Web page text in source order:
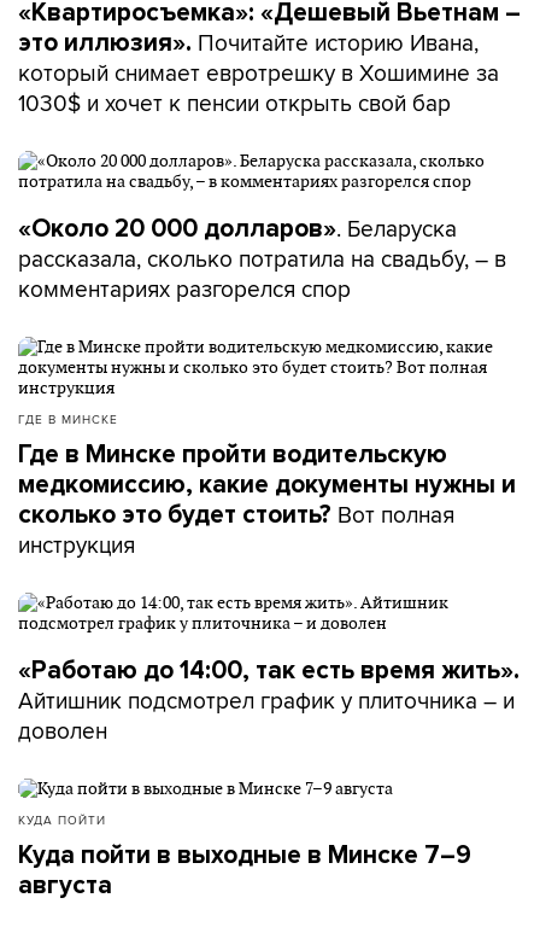
«Квартиросъемка»: «Дешевый Вьетнам –
это иллюзия». Почитайте историю Ивана,
который снимает евротрешку в Хошимине за
1030$ и хочет к пенсии открыть свой бар
«Около 20 000 долларов». Беларуска
рассказала, сколько потратила на свадьбу, – в
комментариях разгорелся спор
ГДЕ В МИНСКЕ
Где в Минске пройти водительскую
медкомиссию, какие документы нужны и
сколько это будет стоить? Вот полная
инструкция
«Работаю до 14:00, так есть время жить».
Айтишник подсмотрел график у плиточника – и
доволен
КУДА ПОЙТИ
Куда пойти в выходные в Минске 7–9
августа